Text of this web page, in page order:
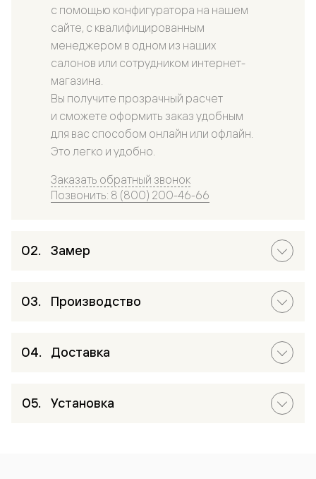
с помощью конфигуратора на нашем
сайте, с квалифицированным
менеджером в одном из наших
салонов или сотрудником интернет-
магазина.
Вы получите прозрачный расчет
и сможете оформить заказ удобным
для вас способом онлайн или офлайн.
Это легко и удобно.
Заказать обратный звонок
Позвонить: 8 (800) 200-46-66
Замер
Производство
Доставка
Установка